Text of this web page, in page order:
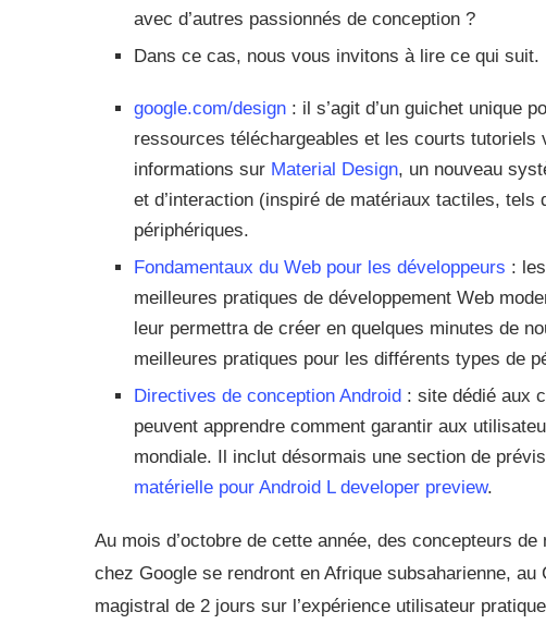
avec d’autres passionnés de conception ?
Dans ce cas, nous vous invitons à lire ce qui suit.
google.com/design : il s’agit d’un guichet unique
ressources téléchargeables et les courts tutoriels
informations sur Material Design, un nouveau
et d’interaction (inspiré de matériaux tactiles, tels
périphériques.
Fondamentaux du Web pour les développeurs :
meilleures pratiques de développement Web
leur permettra de créer en quelques minutes de
meilleures pratiques pour les différents types de
Directives de conception Android : site dédié aux
peuvent apprendre comment garantir aux
mondiale. Il inclut désormais une section de
matérielle pour Android L developer preview.
Au mois d’octobre de cette année, des concepteurs
chez Google se rendront en Afrique subsaharienne,
magistral de 2 jours sur l’expérience utilisateur pratique